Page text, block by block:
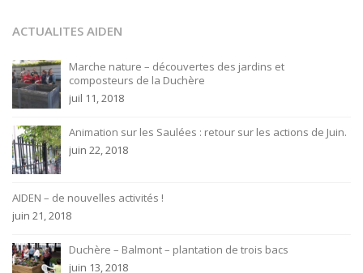
ACTUALITES AIDEN
Marche nature – découvertes des jardins et
composteurs de la Duchère
juil 11, 2018
Animation sur les Saulées : retour sur les actions de Juin.
juin 22, 2018
AIDEN – de nouvelles activités !
juin 21, 2018
Duchère – Balmont – plantation de trois bacs
juin 13, 2018